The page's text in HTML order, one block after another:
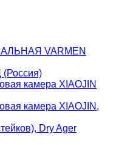
VARMEN
камера XIAOJIN
камера XIAOJIN,
Dry Ager